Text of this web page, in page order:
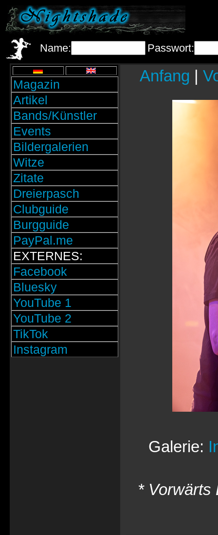
Name: Passwort:
Magazin
Artikel
Bands/Künstler
Events
Bildergalerien
Witze
Zitate
Dreierpasch
Clubguide
Burgguide
PayPal.me
EXTERNES:
Facebook
Bluesky
YouTube 1
YouTube 2
TikTok
Instagram
Anfang |
Galerie:
* Vorwärts